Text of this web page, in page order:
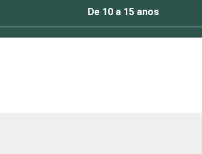
De 10 a 15 anos
De 16 a 24 anos